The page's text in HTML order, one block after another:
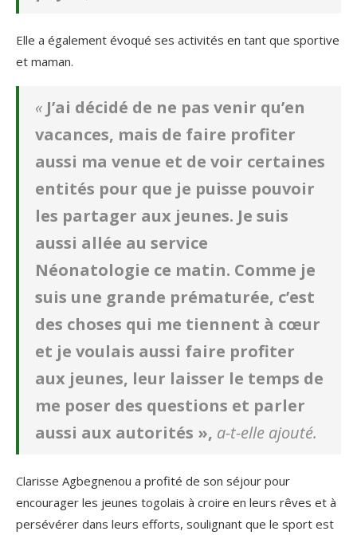
Elle a également évoqué ses activités en tant que sportive
et maman.
« J’ai décidé de ne pas venir qu’en
vacances, mais de faire profiter
aussi ma venue et de voir certaines
entités pour que je puisse pouvoir
les partager aux jeunes. Je suis
aussi allée au service
Néonatologie ce matin. Comme je
suis une grande prématurée, c’est
des choses qui me tiennent à cœur
et je voulais aussi faire profiter
aux jeunes, leur laisser le temps de
me poser des questions et parler
aussi aux autorités », a-t-elle ajouté.
Clarisse Agbegnenou a profité de son séjour pour
encourager les jeunes togolais à croire en leurs rêves et à
persévérer dans leurs efforts, soulignant que le sport est